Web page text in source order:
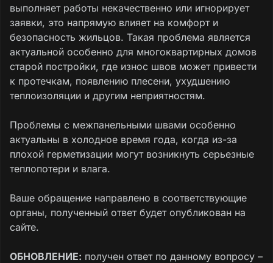
выполняет работы некачественно или игнорирует
заявки, это напрямую влияет на комфорт и
безопасность жильцов. Такая проблема является
актуальной особенно для многоквартирных домов
старой постройки, где износ швов может привести
к протечкам, появлению плесени, ухудшению
теплоизоляции и другим неприятностям.
Проблемы с межпанельными швами особенно
актуальны в холодное время года, когда из-за
плохой герметизации могут возникнуть серьезные
теплопотери и влага.
Ваше обращение направлено в соответствующие
органы, полученный ответ будет опубликован на
сайте.
ОБНОВЛЕНИЕ: получен ответ по данному вопросу –